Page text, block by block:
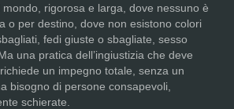
rigorosa e larga, dove nessuno è
o per destino, dove non esistono colori
fedi giuste o sbagliate, sesso
una pratica dell’ingiustizia che deve
un impegno totale, senza un
bisogno di persone consapevoli,
schierate.